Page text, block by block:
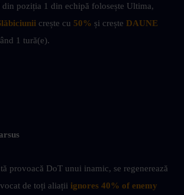
crește cu 50% și crește DAUNE
1 tură(e).
provoacă DoT unui inamic, se regenerează
de toți aliații ignores 40% of enemy